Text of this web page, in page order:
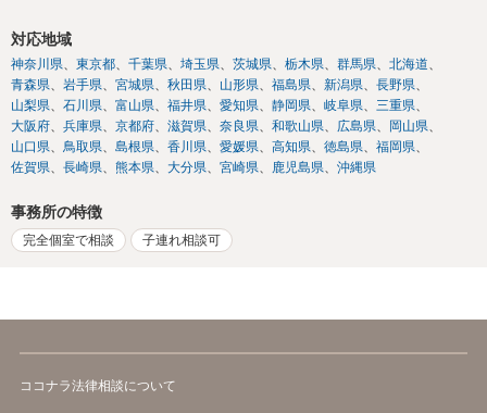
対応地域
神奈川県 東京都 千葉県 埼玉県 茨城県 栃木県 群馬県
北海道
青森県
岩手県 宮城県 秋田県 山形県 福島県 新潟県
長野県
山梨県
石川県 富山県 福井県 愛知県 静岡県 岐阜県
三重県
大阪府
兵庫県 京都府 滋賀県 奈良県 和歌山県 広島県
岡山県
山口県
鳥取県 島根県 香川県 愛媛県 高知県 徳島県
福岡県
佐賀県
長崎県 熊本県 大分県 宮崎県 鹿児島県 沖縄県
事務所の特徴
完全個室で相談 子連れ相談可
ココナラ法律相談について